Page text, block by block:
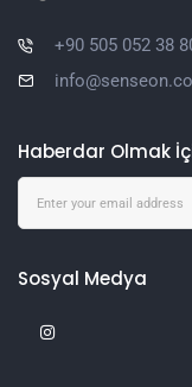
+90 505 052 38
Haberdar Olmak
Sosyal Medya